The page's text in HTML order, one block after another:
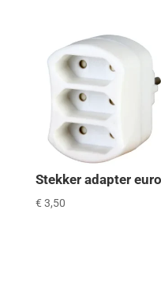
Stekker adapter euro
€ 3,50